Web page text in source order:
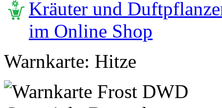
Kräuter und
im Online Shop
Warnkarte: Hitze